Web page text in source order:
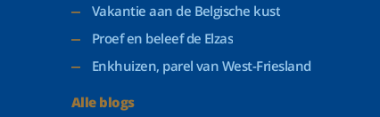
Vakantie aan de Belgische kust
Proef en beleef de Elzas
Enkhuizen, parel van West-Friesland
Alle blogs